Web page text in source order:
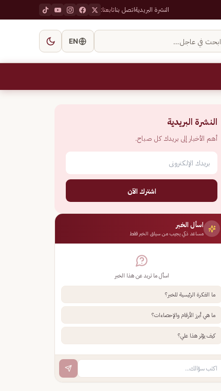
النشرة البريديةاتصل بناتابعنا:
ابحث في عاجل… EN
النشرة البريدية
أهم الأخبار إلى بريدك كل صباح.
اشترك الآن
اسأل الخبر
مساعد ذكي يجيب من سياق الخبر فقط
اسأل ما تريد عن هذا الخبر
ما الفكرة الرئيسية للخبر؟
ما هي أبرز الأرقام والإحصاءات؟
كيف يؤثر هذا علي؟